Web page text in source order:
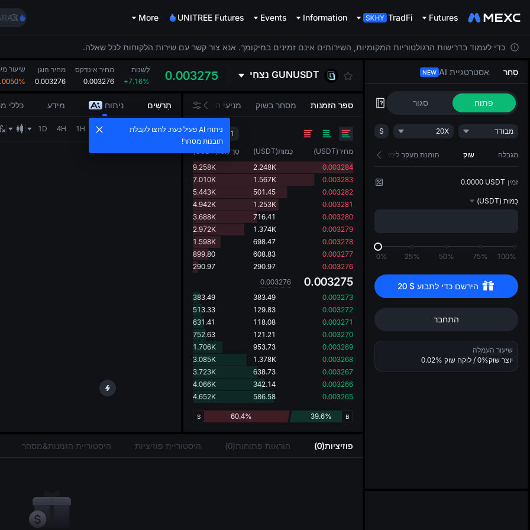
Futures
TradFi
Information
Events
UNITREE Futures
More
10
10
כדי לעמוד בדרישות הרגולטוריות המקומיות, השירותים אינם זמינים במיקומך. אנא צור קשר עם שירות הלקוחות לכל שאלה.
GUNUSDT נִצחִי 0.003275
לְשַׁנוֹת
+7.16%
מחיר אינדקס
0.003276
מחיר הוגן
0.003276
שיעור
פוזיציות(0) הוראות פתוחות(0) היסטוריית פוזיציות היסטוריית הזמנות&מסחר
תַרשִׁים ניתוח מידע כללי
1s
1M
15M
1H
4H
1D
ספר הזמנות מסחר בשוק מניעי השוק
0.000001
מחיר(
USDT
) כַּמוּת(
USDT
) סַך הַכֹּל(
USDT
)
0.003284
2.248K
9.258K
0.003283
1.567K
7.010K
0.003282
501.45
5.443K
0.003281
1.253K
4.942K
0.003280
716.41
3.688K
0.003279
1.374K
2.972K
0.003278
698.47
1.598K
0.003277
608.83
899.80
0.003276
290.97
290.97
0.003275
0.003276
0.003273
383.49
383.49
0.003272
129.83
513.33
0.003271
118.08
631.41
0.003270
121.21
752.63
0.003269
953.73
1.706K
0.003268
1.378K
3.085K
0.003267
638.73
3.723K
0.003266
342.14
4.066K
0.003265
586.58
4.652K
39.6% B
60.4%
S
סַחַר אסטרטגיית AI NEW
פתוח סגור
מבודד 20X
S
מגבלה שוק הזמנת מעקב לימיט
זמין 0.0000 USDT
כַּמוּת (USDT)
0% 25% 50% 75% 100%
הירשם כדי לתבוע $
20
התחבר
שיעור העמלה
יוצר שוק0% / לוקח שוק 0.02%
ניתוח AI פעיל כעת. לחצו לקבלת
תובנות מסחר!